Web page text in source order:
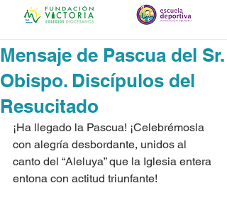
Mensaje de Pascua del Sr.
Obispo. Discípulos del
Resucitado
¡Ha llegado la Pascua! ¡Celebrémosla
con alegrí­a desbordante, unidos al
canto del “Aleluya” que la Iglesia entera
entona con actitud triunfante!